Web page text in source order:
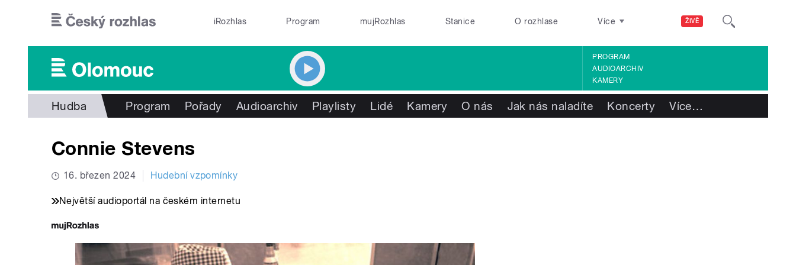
ŽIVĚ
iRozhlas Program mujRozhlas Stanice O rozhlase Více
PROGRAM
AUDIOARCHIV
KAMERY
Hudba Program Pořady Audioarchiv Playlisty Lidé Kamery O nás Jak nás naladíte Koncerty Více…
Connie Stevens
16. březen 2024 Hudební vzpomínky
Největší audioportál na českém internetu